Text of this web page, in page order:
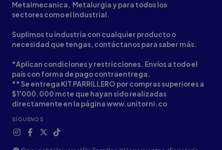
Metalmecanica, Metalurgia y para todos los
sectores como el Industrial.
Suplimos tu industria con cualquier producto o
necesidad que tengas, contáctanos para saber más.
*Aplican condiciones y restricciones. Envíos a todo el
país con forma de pago contraentrega.
** Se entrega KIT PARRILLERO por compras superiores a
$1'000.000 mcte que hayan sido realizadas
directamente en la página www.unitorni.co
SÍGUENOS